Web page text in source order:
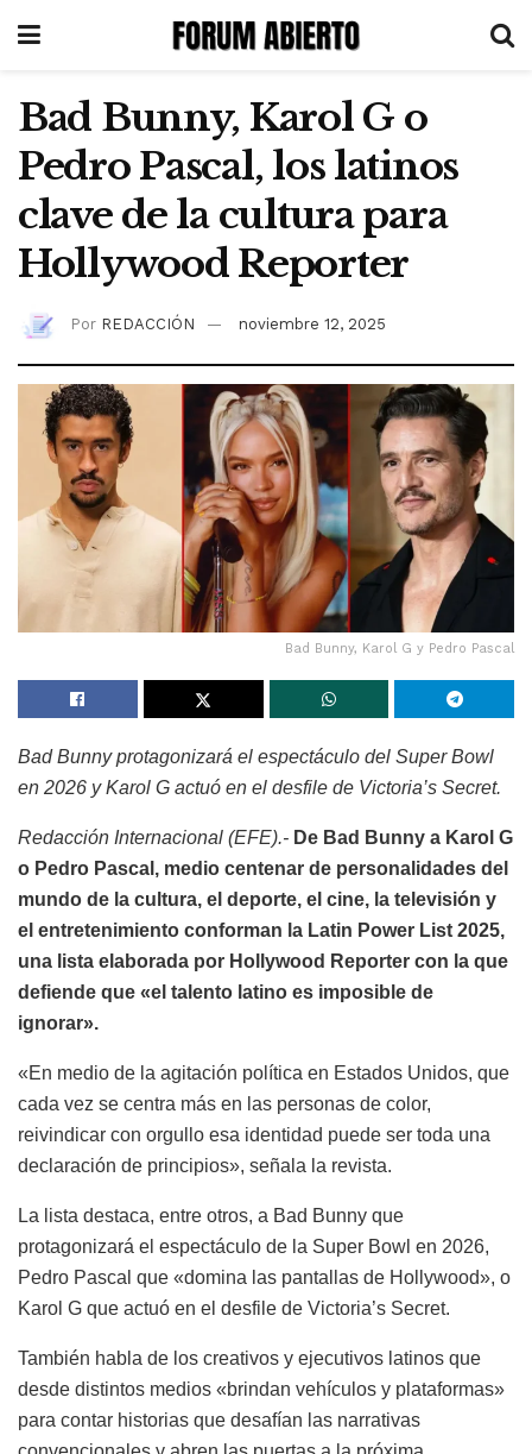
Bad Bunny, Karol G o
Pedro Pascal, los latinos
clave de la cultura para
Hollywood Reporter
Por REDACCIÓN noviembre 12, 2025
Bad Bunny, Karol G y Pedro Pascal
Bad Bunny protagonizará el espectáculo del Super Bowl
en 2026 y Karol G actuó en el desfile de Victoria’s Secret.
Redacción Internacional (EFE).- De Bad Bunny a Karol G
o Pedro Pascal, medio centenar de personalidades del
mundo de la cultura, el deporte, el cine, la televisión y
el entretenimiento conforman la Latin Power List 2025,
una lista elaborada por Hollywood Reporter con la que
defiende que «el talento latino es imposible de
ignorar».
«En medio de la agitación política en Estados Unidos, que
cada vez se centra más en las personas de color,
reivindicar con orgullo esa identidad puede ser toda una
declaración de principios», señala la revista.
La lista destaca, entre otros, a Bad Bunny que
protagonizará el espectáculo de la Super Bowl en 2026,
Pedro Pascal que «domina las pantallas de Hollywood», o
Karol G que actuó en el desfile de Victoria’s Secret.
También habla de los creativos y ejecutivos latinos que
desde distintos medios «brindan vehículos y plataformas»
para contar historias que desafían las narrativas